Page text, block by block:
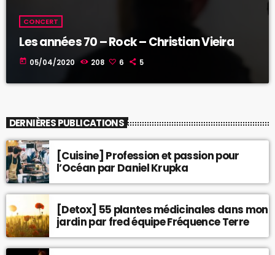
CONCERT
Les années 70 – Rock – Christian Vieira
today 05/04/2020 208 6 5
DERNIÈRES PUBLICATIONS
[Cuisine] Profession et passion pour
l’Océan par Daniel Krupka
[Detox] 55 plantes médicinales dans mon
jardin par fred équipe Fréquence Terre